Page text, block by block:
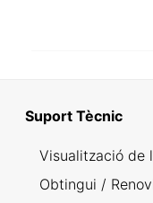
Suport Tècnic
Visualització de
Obtingui /